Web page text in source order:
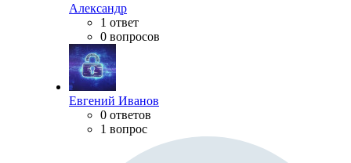
Александр
1 ответ
0 вопросов
Евгений Иванов
0 ответов
1 вопрос